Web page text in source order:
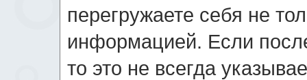
перегружаете себя не
информацией. Если
то это не всегда